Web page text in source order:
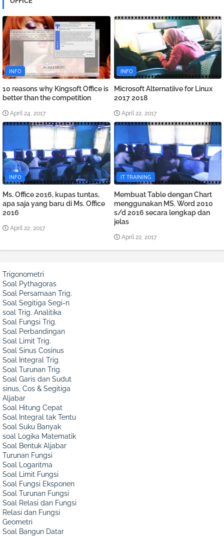
INFO
10 reasons why Kingsoft Office is
better than the competition
April 24, 2017
INFO
Microsoft Alternatiive for Linux
2017 2018
April 22, 2017
INFO
Ms. Office 2016, kupas tuntas,
apa saja yang baru di Ms. Office
2016
April 22, 2017
IT TRAINING
Membuat Table dengan Chart
menggunakan MS. Word 2010
s/d 2016 secara lengkap dan
jelas
April 22, 2017
Trigonometri
Soal Pythagoras
Soal Persamaan Trig.
Soal Segitiga Segi-n
soal Trig. Analitika
Soal Fungsi Trig.
Soal Perbandingan
Soal Limit Trig.
Soal Sinus Cosinus
Soal Integral Trig.
Soal Turunan Trig.
Soal Garis dan Sudut
sinus, Cos & Segitiga
Aljabar
Soal Hitung Cepat
Soal Integral tak Tentu
Soal Suku Banyak
soal Logika Matematik
Soal Bentuk Aljabar
Turunan Fungsi
Soal Logaritma
Soal Limit Fungsi
Soal Fungsi Eksponen
Soal Turunan Fungsi
Soal Relasi dan Fungsi
Relasi dan Fungsi
Geometri
Soal Bangun Datar